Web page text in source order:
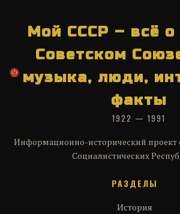
Мой СССР – всё
Советском
музыка, люди,
факты
1922 — 1991
Информационно-исторический проект
Социалистических
РАЗДЕЛЫ
История